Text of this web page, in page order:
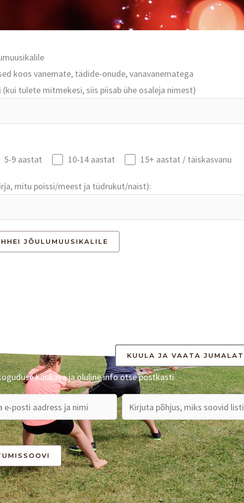
koos vanemate, tädide-onude, vanavanematega
(kui tulete mitmekesi, siis piisab ühe osaleja nimest)
5-9 aastat 10-14 aastat 15+ aastat / täiskasvanu
mitu poissi/meest ja tüdrukut/naist):
KUULA JA VAATA
kuukava ja oluline info otse postkasti